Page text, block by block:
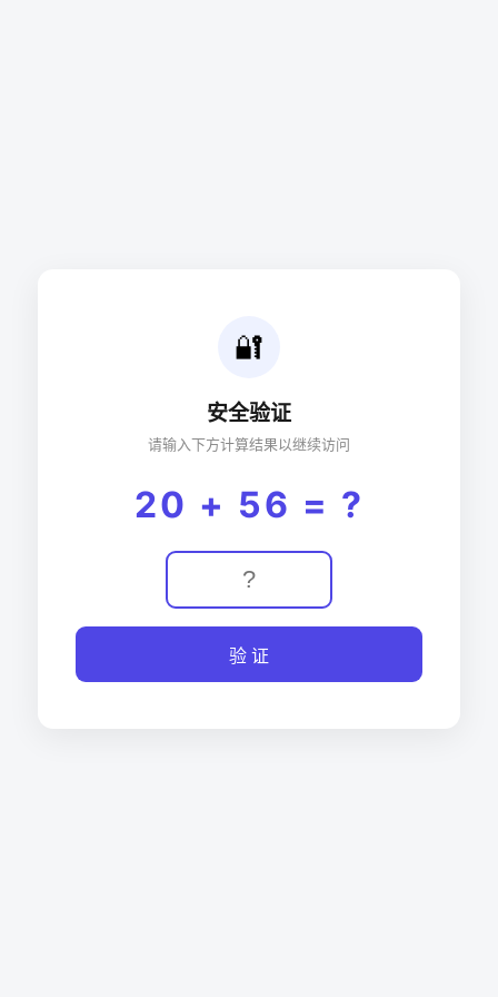
🔐
安全验证
请输入下方计算结果以继续访问
20 + 56 = ?
验 证